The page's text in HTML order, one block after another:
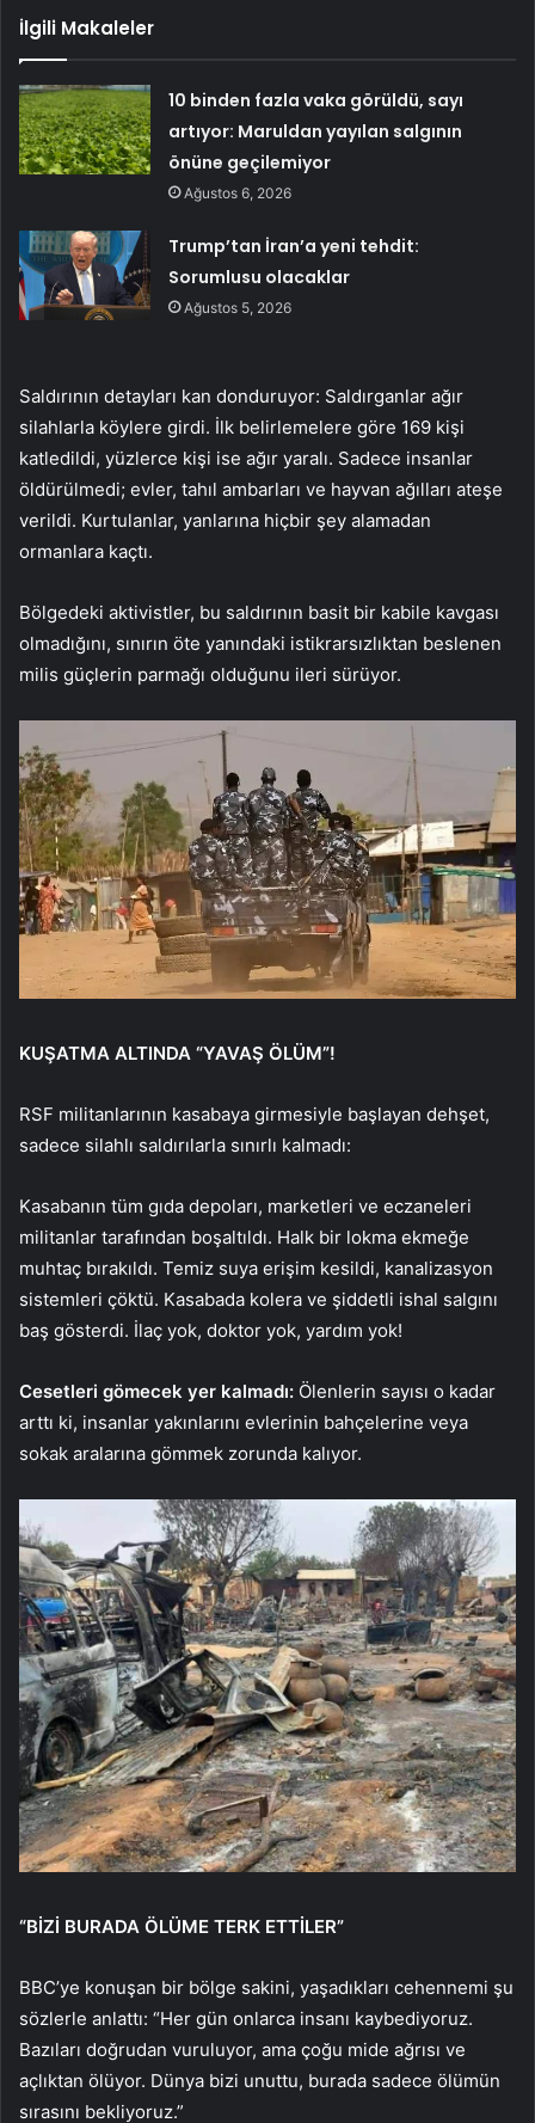
İlgili Makaleler
10 binden fazla vaka görüldü, sayı
artıyor: Maruldan yayılan salgının
önüne geçilemiyor
Ağustos 6, 2026
Trump’tan İran’a yeni tehdit:
Sorumlusu olacaklar
Ağustos 5, 2026
Saldırının detayları kan donduruyor: Saldırganlar ağır
silahlarla köylere girdi. İlk belirlemelere göre 169 kişi
katledildi, yüzlerce kişi ise ağır yaralı. Sadece insanlar
öldürülmedi; evler, tahıl ambarları ve hayvan ağılları ateşe
verildi. Kurtulanlar, yanlarına hiçbir şey alamadan
ormanlara kaçtı.
Bölgedeki aktivistler, bu saldırının basit bir kabile kavgası
olmadığını, sınırın öte yanındaki istikrarsızlıktan beslenen
milis güçlerin parmağı olduğunu ileri sürüyor.
KUŞATMA ALTINDA “YAVAŞ ÖLÜM”!
RSF militanlarının kasabaya girmesiyle başlayan dehşet,
sadece silahlı saldırılarla sınırlı kalmadı:
Kasabanın tüm gıda depoları, marketleri ve eczaneleri
militanlar tarafından boşaltıldı. Halk bir lokma ekmeğe
muhtaç bırakıldı. Temiz suya erişim kesildi, kanalizasyon
sistemleri çöktü. Kasabada kolera ve şiddetli ishal salgını
baş gösterdi. İlaç yok, doktor yok, yardım yok!
Cesetleri gömecek yer kalmadı: Ölenlerin sayısı o kadar
arttı ki, insanlar yakınlarını evlerinin bahçelerine veya
sokak aralarına gömmek zorunda kalıyor.
“BİZİ BURADA ÖLÜME TERK ETTİLER”
BBC’ye konuşan bir bölge sakini, yaşadıkları cehennemi şu
sözlerle anlattı: “Her gün onlarca insanı kaybediyoruz.
Bazıları doğrudan vuruluyor, ama çoğu mide ağrısı ve
açlıktan ölüyor. Dünya bizi unuttu, burada sadece ölümün
sırasını bekliyoruz.”